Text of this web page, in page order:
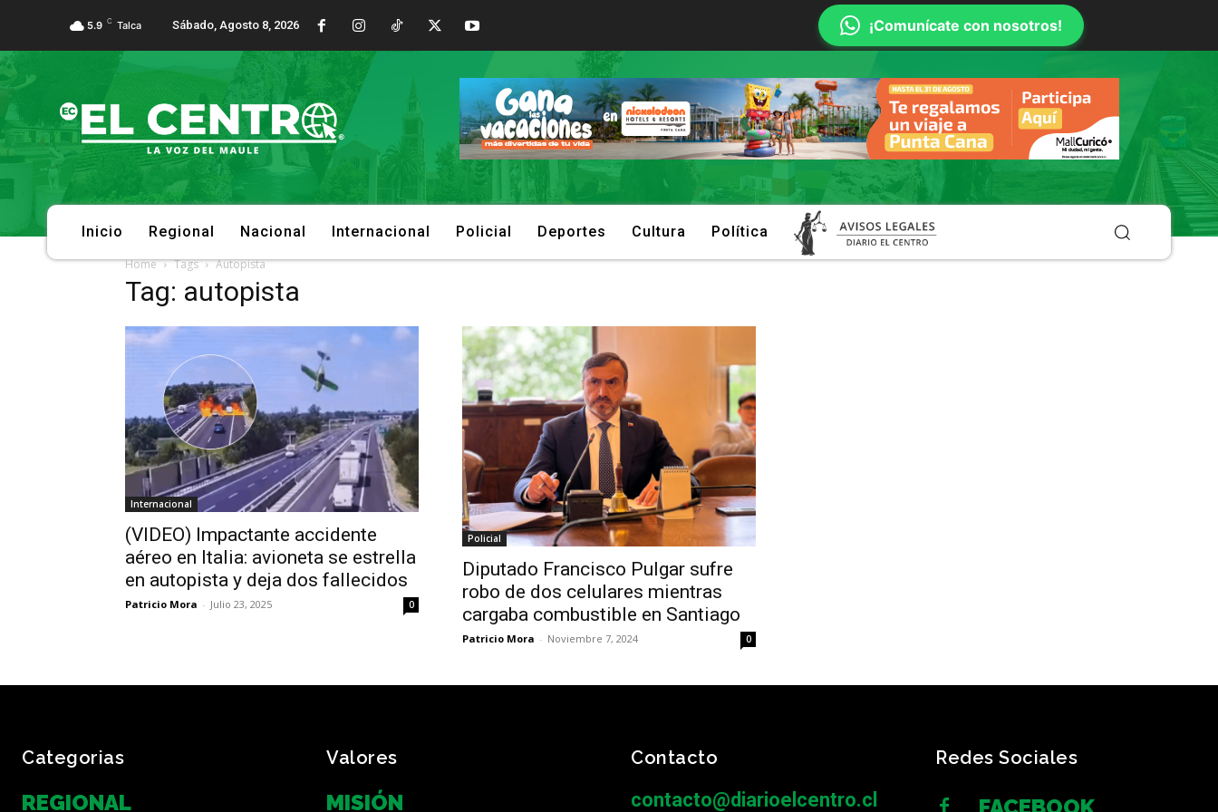
5.9 C Talca Sábado, Agosto 8, 2026 ¡Comunícate con nosotros!
Inicio Regional Nacional Internacional Policial Deportes Cultura Política
Home Tags Autopista
Tag: autopista
Internacional
(VIDEO) Impactante accidente
aéreo en Italia: avioneta se estrella
en autopista y deja dos fallecidos
Patricio Mora - Julio 23, 2025 0
Policial
Diputado Francisco Pulgar sufre
robo de dos celulares mientras
cargaba combustible en Santiago
Patricio Mora - Noviembre 7, 2024 0
Categorias
REGIONAL
Valores
MISIÓN
Contacto
contacto@diarioelcentro.cl
Redes Sociales